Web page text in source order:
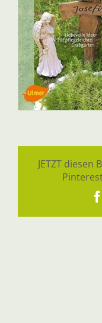
JETZT diesen